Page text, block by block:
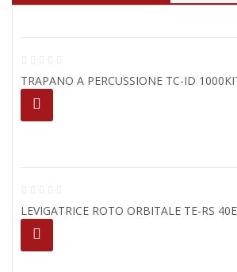
TRAPANO A PERCUSSIONE TC-ID
LEVIGATRICE ROTO ORBITALE TE-RS